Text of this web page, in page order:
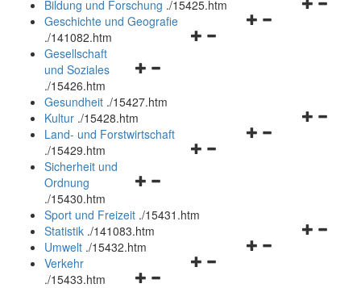
Navigationsmenü
Bildung und Forschung ./15425.htm
Navigationsmenü
Geschichte und Geografie
./141082.htm
Navigationsmenü
und
schließen
Gesellschaft
und Soziales
./15426.htm
Gesundheit ./15427.htm
Navigationsmenü
Kultur ./15428.htm
Navigationsmenü
Land- und Forstwirtschaft
./15429.htm
Navigationsmenü
und
schließen
Sicherheit und
Ordnung
./15430.htm
Sport und Freizeit ./15431.htm
Navigationsmenü
Statistik ./141083.htm
Navigationsmenü
Umwelt ./15432.htm
Navigationsmenü
Verkehr
./15433.htm